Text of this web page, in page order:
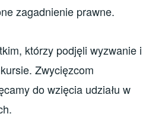
zagadnienie prawne.
którzy podjęli wyzwanie i
Zwycięzcom
do wzięcia udziału w